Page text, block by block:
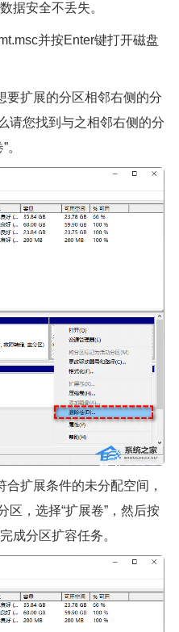
据安全不丢失。
并按Enter键打开磁盘
要扩展的分区相邻右侧的分
请您找到与之相邻右侧的分
扩展条件的未分配空间，
区，选择“扩展卷”，然后按
成分区扩容任务。